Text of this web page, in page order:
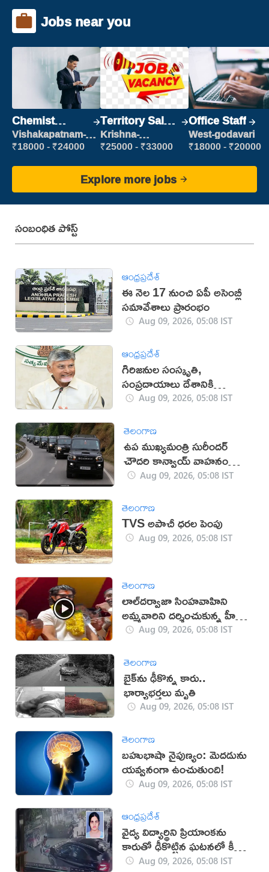
Jobs near you
Chemist
Production
Executive
Vishakapatnam-
new
₹18000 - ₹24000
Territory Sales
Manager
Krishna-
vijayawada
₹25000 - ₹33000
Office Staff
West-godavari
₹18000 - ₹20000
Explore more jobs
సంబంధిత పోస్ట్
ఆంధ్రప్రదేశ్
ఈ నెల 17 నుంచి ఏపీ అసెంబ్లీ
సమావేశాలు ప్రారంభం
Aug 09, 2026, 05:08 IST
ఆంధ్రప్రదేశ్
గిరిజనుల సంస్కృతి,
సంప్రదాయాలు దేశానికి
గర్వకారణం: సీఎం చంద్రబాబు
Aug 09, 2026, 05:08 IST
తెలంగాణ
ఉప ముఖ్యమంత్రి సురీందర్
చౌదరి కాన్వాయ్ వాహనం
ఢీకొని వ్యక్తి మృతి!
Aug 09, 2026, 05:08 IST
తెలంగాణ
TVS అపాచీ ధరల పెంపు
Aug 09, 2026, 05:08 IST
తెలంగాణ
లాల్‌దర్వాజా సింహవాహిని
అమ్మవారిని దర్శించుకున్న హీరో
విజయ్‌Aug 09, 2026, 05:08 IST
తెలంగాణ
బైక్‌ను ఢీకొన్న కారు..
భార్యాభర్తలు మృతి
Aug 09, 2026, 05:08 IST
తెలంగాణ
బహుభాషా నైపుణ్యం: మెదడును
యవ్వనంగా ఉంచుతుంది!
Aug 09, 2026, 05:08 IST
ఆంధ్రప్రదేశ్
వైద్య విద్యార్థిని ప్రియాంకను
కారుతో ఢీకొట్టిన ఘటనలో కీలక
పరిణామం
Aug 09, 2026, 05:08 IST